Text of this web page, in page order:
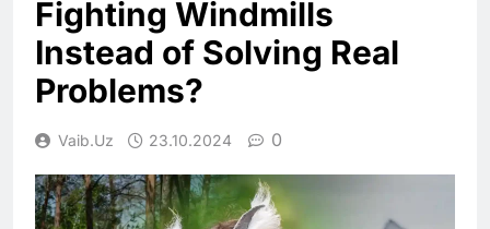
Fighting Windmills
Instead of Solving Real
Problems?
Vaib.uz 23.10.2024 0